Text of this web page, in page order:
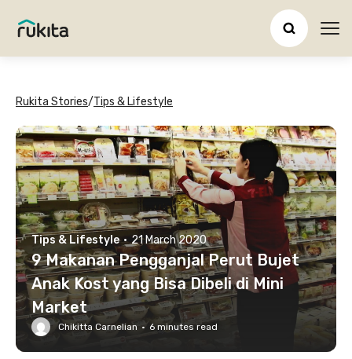
Rukita Stories/Tips & Lifestyle
Tips & Lifestyle · 21 March 2020
9 Makanan Pengganjal Perut Bujet
Anak Kost yang Bisa Dibeli di Mini
Market
Chikitta Carnelian · 6 minutes read